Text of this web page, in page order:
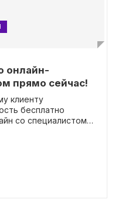
онлайн-
прямо сейчас!
клиенту
бесплатно
со специалистом